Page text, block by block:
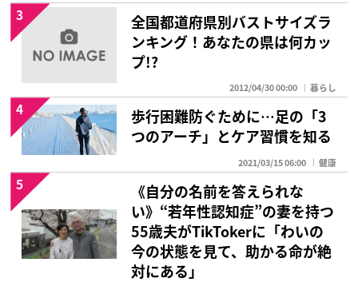
全国都道府県別バストサイズラ
ンキング！あなたの県は何カッ
プ!?
2012/04/30 00:00 暮らし
3
歩行困難防ぐために…足の「3
つのアーチ」とケア習慣を知る
2021/03/15 06:00 健康
4
《自分の名前を答えられな
い》“若年性認知症”の妻を持つ
55歳夫がTikTokerに「わいの
今の状態を見て、助かる命が絶
対にある」
5